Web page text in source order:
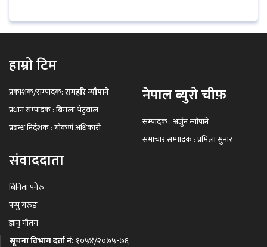
हाम्रो टिम
प्रकाशक/सम्पादक:रामहरि न्यौपाने
प्रधान सम्पादक : बिमला भेटुवाल
प्रबन्ध निर्देशक : गोकर्ण अधिकारी
नेपाल ब्युरो चीफ़
सम्पादक : अर्जुन न्यौपाने
समाचार सम्पादक : प्रमिला सुनार
संवाददाता
बिनिता पनेरु
पप्पु गरुङ
ज्ञानु गौतम
सूचना विभाग दर्ता नं: १०५४/२०७५-७६